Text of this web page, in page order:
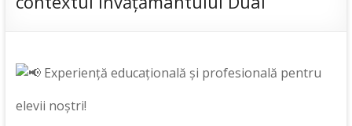
Experiență educațională și profesională pentru
elevii noștri!